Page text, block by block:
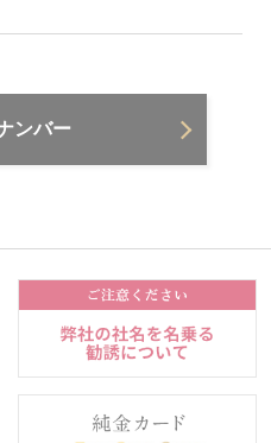
ンバー